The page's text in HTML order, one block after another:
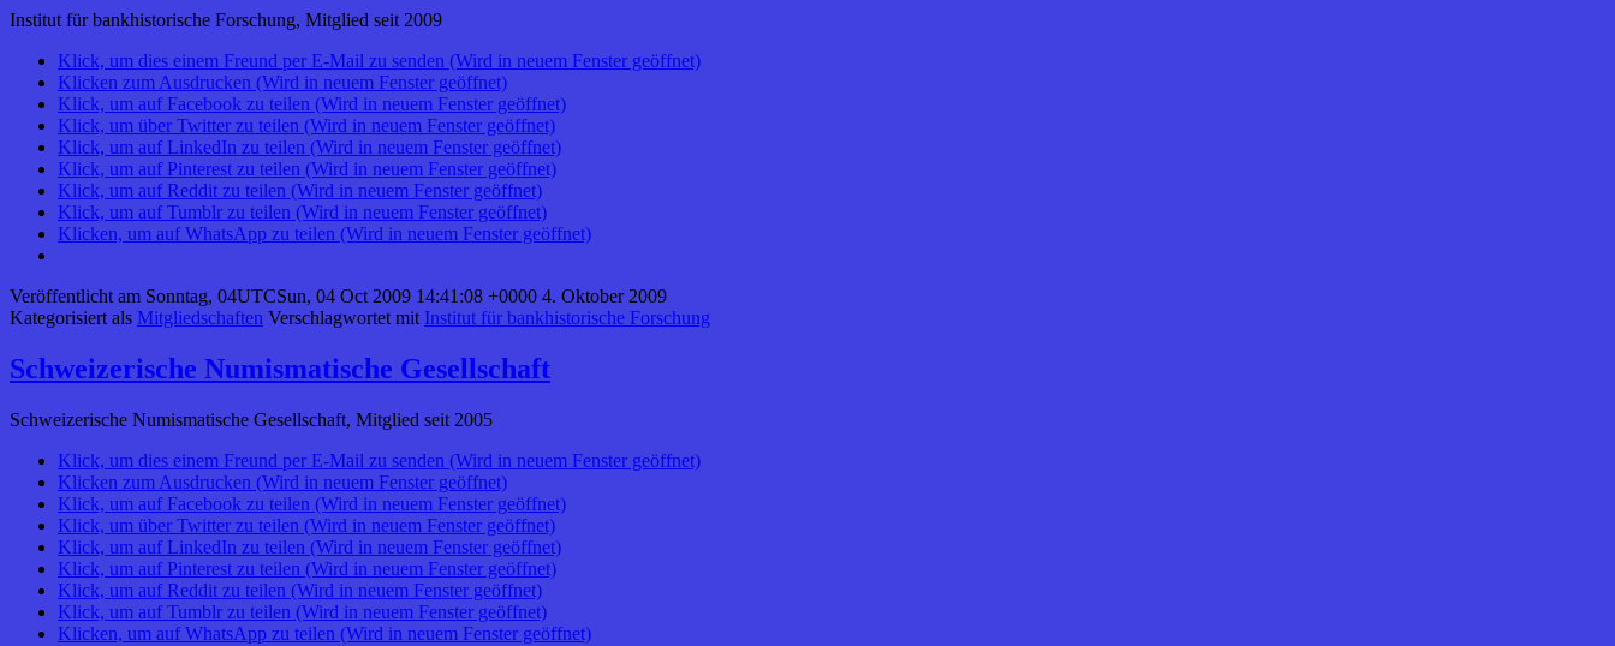
Institut für bankhistorische Forschung, Mitglied seit 2009
Klick, um dies einem Freund per E-Mail zu senden (Wird in neuem Fenster geöffnet)
Klicken zum Ausdrucken (Wird in neuem Fenster geöffnet)
Klick, um auf Facebook zu teilen (Wird in neuem Fenster geöffnet)
Klick, um über Twitter zu teilen (Wird in neuem Fenster geöffnet)
Klick, um auf LinkedIn zu teilen (Wird in neuem Fenster geöffnet)
Klick, um auf Pinterest zu teilen (Wird in neuem Fenster geöffnet)
Klick, um auf Reddit zu teilen (Wird in neuem Fenster geöffnet)
Klick, um auf Tumblr zu teilen (Wird in neuem Fenster geöffnet)
Klicken, um auf WhatsApp zu teilen (Wird in neuem Fenster geöffnet)
Veröffentlicht am Sonntag, 04UTCSun, 04 Oct 2009 14:41:08 +0000 4. Oktober 2009
Kategorisiert als Mitgliedschaften Verschlagwortet mit Institut für bankhistorische Forschung
Schweizerische Numismatische Gesellschaft
Schweizerische Numismatische Gesellschaft, Mitglied seit 2005
Klick, um dies einem Freund per E-Mail zu senden (Wird in neuem Fenster geöffnet)
Klicken zum Ausdrucken (Wird in neuem Fenster geöffnet)
Klick, um auf Facebook zu teilen (Wird in neuem Fenster geöffnet)
Klick, um über Twitter zu teilen (Wird in neuem Fenster geöffnet)
Klick, um auf LinkedIn zu teilen (Wird in neuem Fenster geöffnet)
Klick, um auf Pinterest zu teilen (Wird in neuem Fenster geöffnet)
Klick, um auf Reddit zu teilen (Wird in neuem Fenster geöffnet)
Klick, um auf Tumblr zu teilen (Wird in neuem Fenster geöffnet)
Klicken, um auf WhatsApp zu teilen (Wird in neuem Fenster geöffnet)